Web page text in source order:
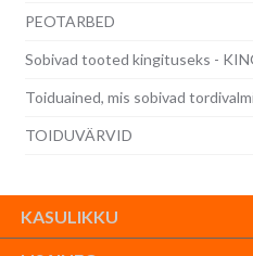
PEOTARBED
Sobivad tooted kingituseks -
Toiduained, mis sobivad
TOIDUVÄRVID
KASULIKKU